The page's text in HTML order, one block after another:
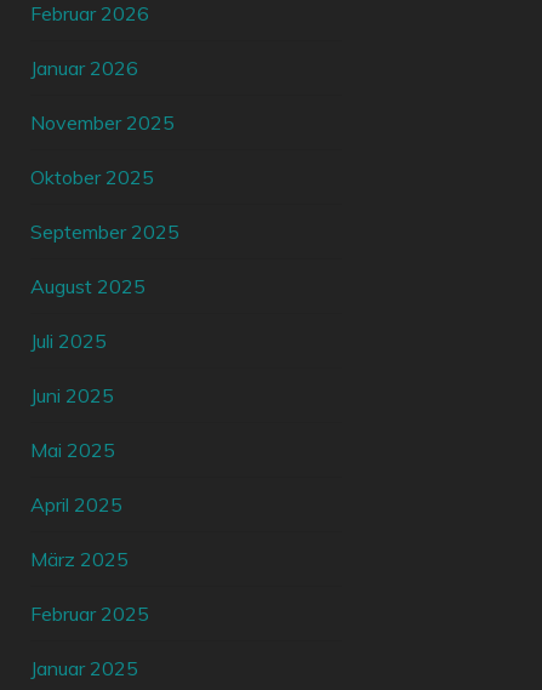
Februar 2026
Januar 2026
November 2025
Oktober 2025
September 2025
August 2025
Juli 2025
Juni 2025
Mai 2025
April 2025
März 2025
Februar 2025
Januar 2025